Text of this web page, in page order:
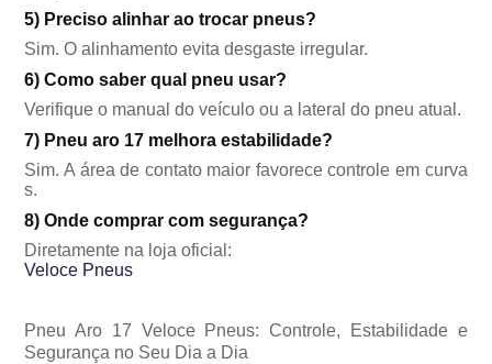
5) Preciso alinhar ao trocar pneus?
Sim. O alinhamento evita desgaste irregular.
6) Como saber qual pneu usar?
Verifique o manual do veículo ou a lateral do pneu atual.
7) Pneu aro 17 melhora estabilidade?
Sim. A área de contato maior favorece controle em curva
s.
8) Onde comprar com segurança?
Diretamente na loja oficial:
Veloce Pneus
Pneu Aro 17 Veloce Pneus: Controle, Estabilidade e
Segurança no Seu Dia a Dia